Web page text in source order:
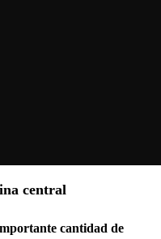
central
cantidad de